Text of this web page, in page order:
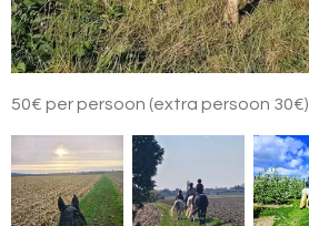
50€ per persoon (extra persoon 30€)